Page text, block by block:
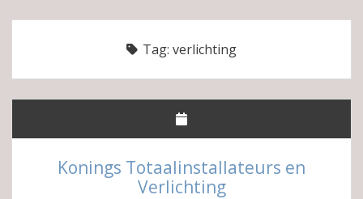
Tag: verlichting
Konings Totaalinstallateurs en
Verlichting